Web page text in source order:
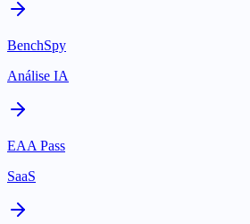
BenchSpy
Análise IA
EAA Pass
SaaS